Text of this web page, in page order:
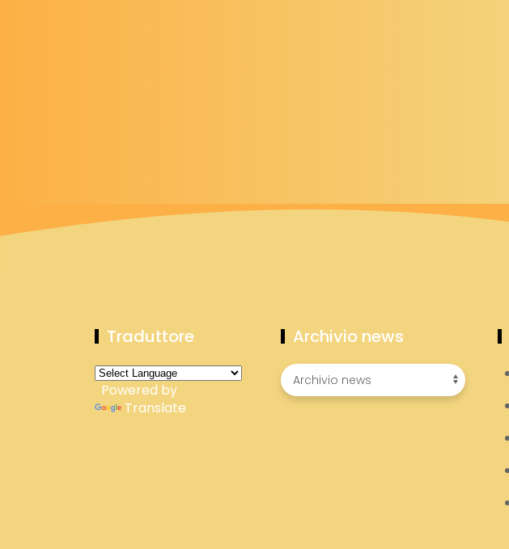
Traduttore
Powered by
Translate
Archivio news